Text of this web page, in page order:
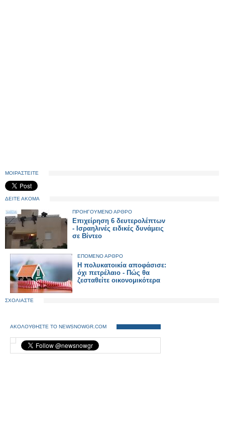
ΜΟΙΡΑΣΤΕΙΤΕ
ΔΕΙΤΕ ΑΚΟΜΑ
ΠΡΟΗΓΟΥΜΕΝΟ ΑΡΘΡΟ
Επιχείρηση 6 δευτερολέπτων
- Ισραηλινές ειδικές δυνάμεις
σε Βίντεο
ΕΠΟΜΕΝΟ ΑΡΘΡΟ
Η πολυκατοικία αποφάσισε:
όχι πετρέλαιο - Πώς θα
ζεσταθείτε οικονομικότερα
ΣΧΟΛΙΑΣΤΕ
ΑΚΟΛΟΥΘΗΣΤΕ ΤΟ NEWSNOWGR.COM